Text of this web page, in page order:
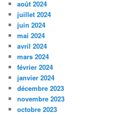
août 2024
juillet 2024
juin 2024
mai 2024
avril 2024
mars 2024
février 2024
janvier 2024
décembre 2023
novembre 2023
octobre 2023